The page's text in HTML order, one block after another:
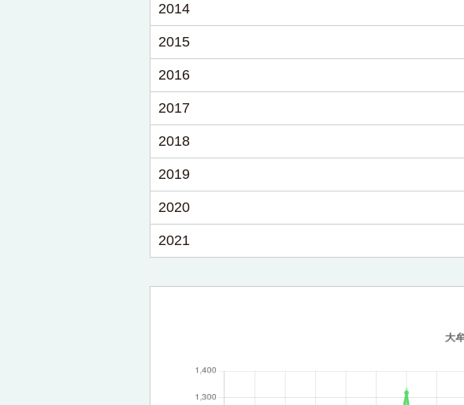
2014
2015
2016
2017
2018
2019
2020
2021